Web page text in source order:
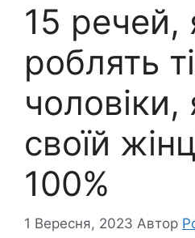
15 речей,
роблять
чоловіки,
своїй
100%
1 Вересня, 2023 Автор